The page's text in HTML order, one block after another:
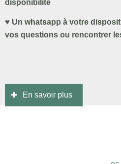
disponibilité
♥ Un whatsapp à votre
vos questions ou rencontrer
En savoir plus